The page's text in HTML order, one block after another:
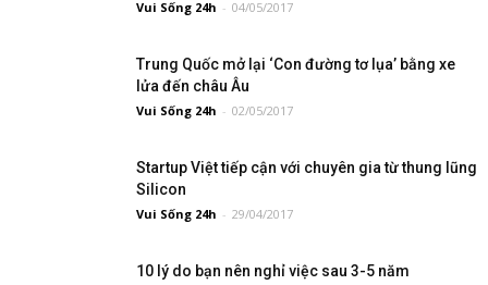
Vui Sống 24h - 04/05/2017
Trung Quốc mở lại ‘Con đường tơ lụa’ bằng xe
lửa đến châu Âu
Vui Sống 24h - 02/05/2017
Startup Việt tiếp cận với chuyên gia từ thung lũng
Silicon
Vui Sống 24h - 29/04/2017
10 lý do bạn nên nghỉ việc sau 3-5 năm